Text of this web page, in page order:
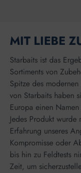
MIT LIEBE
Starbaits ist das
Sortiments von
Spitze des
von Starbaits haben
Europa einen
Jedes Produkt wurde
Erfahrung unseres
Kompromisse oder
bis hin zu Feldtests
Zeit, um